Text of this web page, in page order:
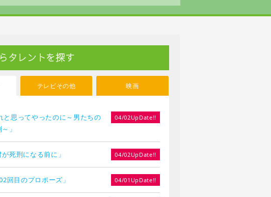
タレントを探す
テレビその他 映画
と思ってやったのに～男たちの
」
04/02UpDate!!
死刑になる前に」 04/02UpDate!!
回目のプロポーズ」 04/01UpDate!!